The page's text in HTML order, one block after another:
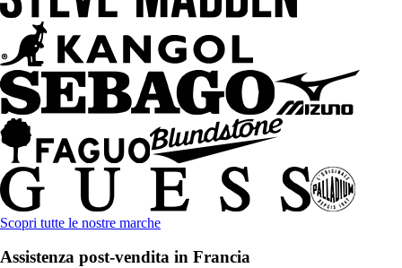
Scopri tutte le nostre marche
Assistenza post-vendita in Francia